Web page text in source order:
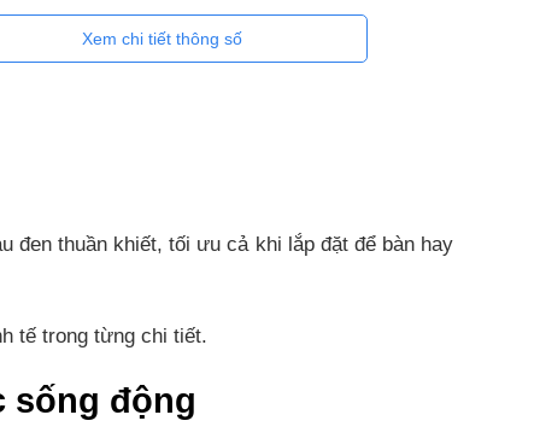
Xem chi tiết thông số
đen thuần khiết, tối ưu cả khi lắp đặt để bàn hay
tế trong từng chi tiết.
sống động